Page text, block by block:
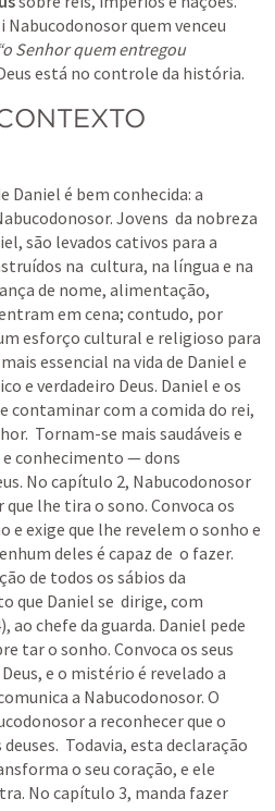
Nabucodonosor quem venceu
“o Senhor quem entregou
está no controle da história.
Daniel é bem conhecida: a
Jovens  da nobreza
são levados cativos para a
na  cultura, na língua e na
de nome, alimentação,
em cena; contudo, por
esforço cultural e religioso para
essencial na vida de Daniel e
e verdadeiro Deus. Daniel e os
contaminar com a comida do rei,
Tornam-se mais saudáveis e
conhecimento — dons
No capítulo 2, Nabucodonosor
lhe tira o sono. Convoca os
e exige que lhe revelem o sonho e
deles é capaz de  o fazer.
de todos os sábios da
que Daniel se  dirige, com
ao chefe da guarda. Daniel pede
tar o sonho. Convoca os seus
e o mistério é revelado a
a Nabucodonosor. O
a reconhecer que o
deuses.  Todavia, esta declaração
o seu coração, e ele
No capítulo 3, manda fazer